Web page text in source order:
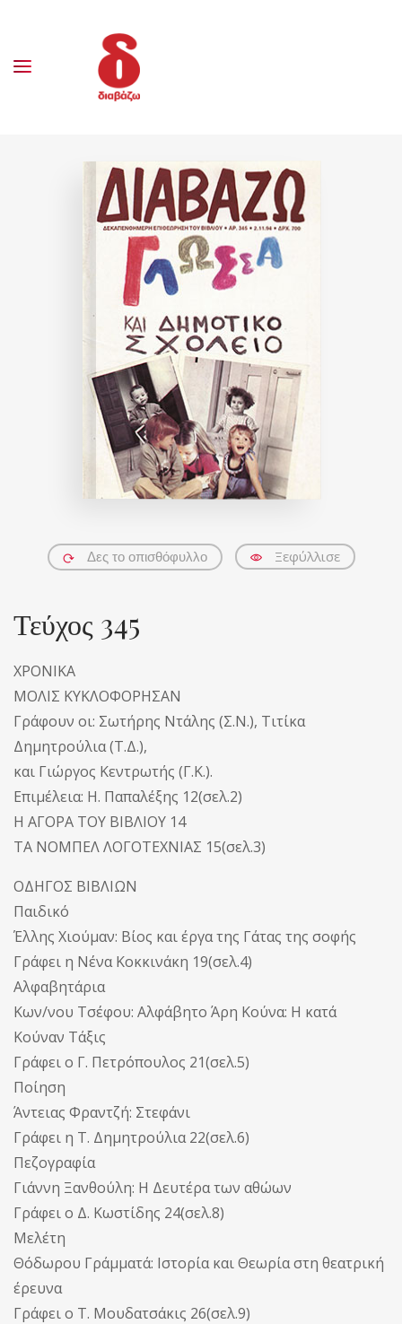
Δες το οπισθόφυλλο Ξεφύλλισε
Τεύχος 345
ΧΡΟΝΙΚΑ
ΜΟΛΙΣ ΚΥΚΛΟΦΟΡΗΣΑΝ
Γράφουν οι: Σωτήρης Ντάλης (Σ.Ν.), Τιτίκα
Δημητρούλια (Τ.Δ.),
και Γιώργος Κεντρωτής (Γ.Κ.).
Επιμέλεια: Η. Παπαλέξης 12(σελ.2)
Η ΑΓΟΡΑ ΤΟΥ ΒΙΒΛΙΟΥ 14
ΤΑ ΝΟΜΠΕΛ ΛΟΓΟΤΕΧΝΙΑΣ 15(σελ.3)
ΟΔΗΓΟΣ ΒΙΒΛΙΩΝ
Παιδικό
Έλλης Χιούμαν: Βίος και έργα της Γάτας της σοφής
Γράφει η Νένα Κοκκινάκη 19(σελ.4)
Αλφαβητάρια
Κων/νου Τσέφου: Αλφάβητο Άρη Κούνα: Η κατά
Κούναν Τάξις
Γράφει ο Γ. Πετρόπουλος 21(σελ.5)
Ποίηση
Άντειας Φραντζή: Στεφάνι
Γράφει η Τ. Δημητρούλια 22(σελ.6)
Πεζογραφία
Γιάννη Ξανθούλη: Η Δευτέρα των αθώων
Γράφει ο Δ. Κωστίδης 24(σελ.8)
Μελέτη
Θόδωρου Γράμματά: Ιστορία και Θεωρία στη θεατρική
έρευνα
Γράφει ο Τ. Μουδατσάκις 26(σελ.9)